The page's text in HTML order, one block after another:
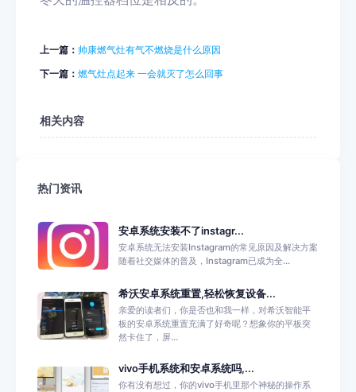
上一篇： 帅康燃气灶有气不燃烧是什么原因
下一篇： 燃气灶点起来 一会就灭了怎么回事
相关内容
热门资讯
安卓系统安装不了instagr...
安卓系统无法安装Instagram的常见原因及解决方案
随着社交媒体的普及，Instagram已成为全...
希沃安卓系统重置,轻松恢复设备...
亲爱的读者们，你是否也和我一样，对希沃智能平
板的安卓系统重置充满了好奇呢？想象你的平板突
然卡住了，屏...
vivo手机系统和安卓系统吗,...
你有没有想过，你的vivo手机里那个神秘的操作系